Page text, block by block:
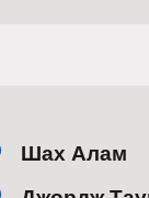
Шах Алам